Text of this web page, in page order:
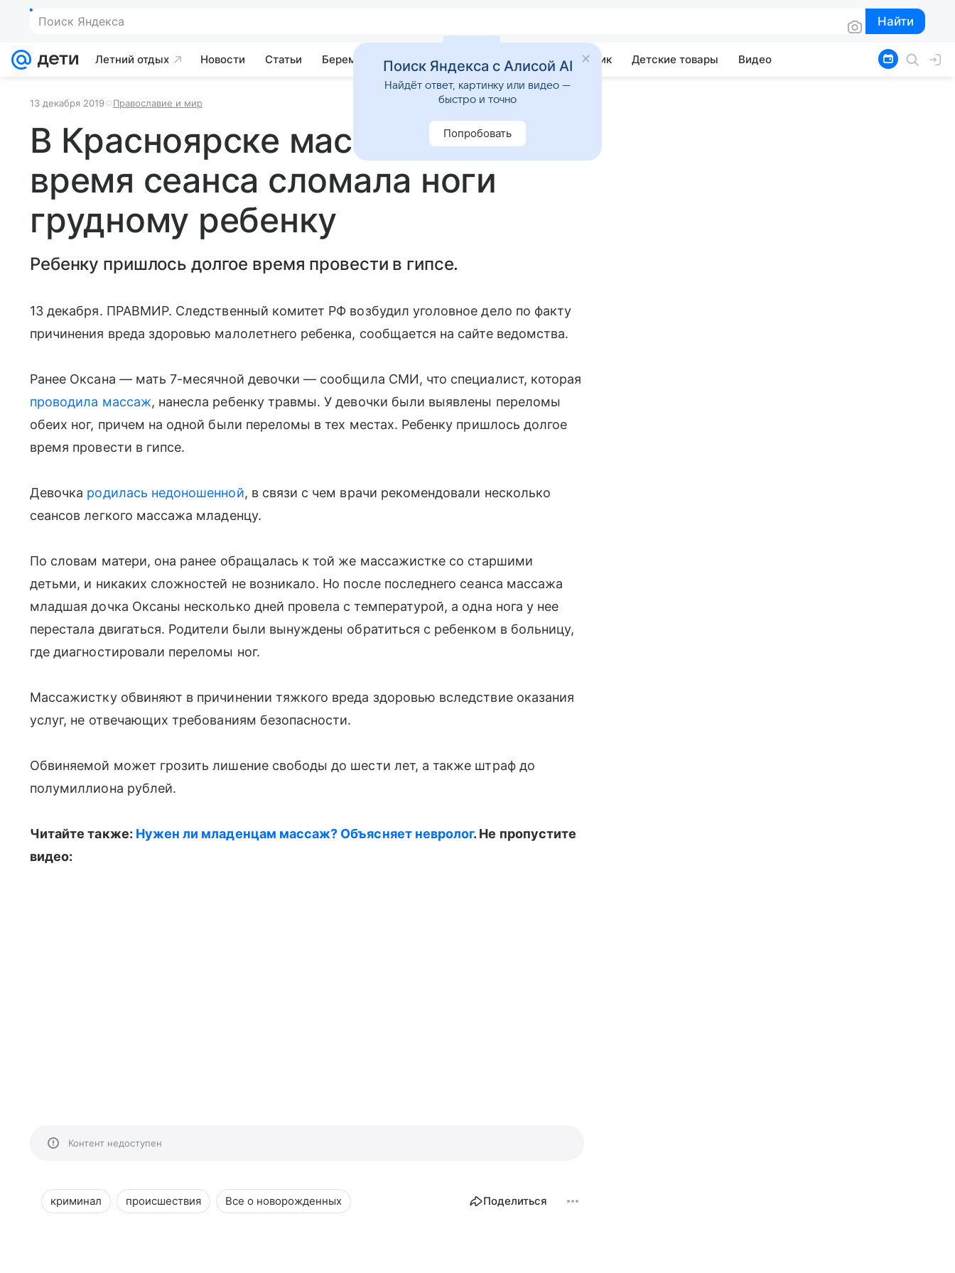
Поиск Яндекса Найти
Найти
Летний отдых Новости Статьи Беременность Развитие Почемучка Учебник Детские товары Видео
13 декабря 2019 Православие и мир
В Красноярске массажистка во
время сеанса сломала ноги
грудному ребенку
Ребенку пришлось долгое время провести в гипсе.
13 декабря. ПРАВМИР. Следственный комитет РФ возбудил уголовное дело по факту
причинения вреда здоровью малолетнего ребенка, сообщается на сайте ведомства.
Ранее Оксана — мать 7-месячной девочки — сообщила СМИ, что специалист, которая
проводила массаж, нанесла ребенку травмы. У девочки были выявлены переломы
обеих ног, причем на одной были переломы в тех местах. Ребенку пришлось долгое
время провести в гипсе.
Девочка родилась недоношенной, в связи с чем врачи рекомендовали несколько
сеансов легкого массажа младенцу.
По словам матери, она ранее обращалась к той же массажистке со старшими
детьми, и никаких сложностей не возникало. Но после последнего сеанса массажа
младшая дочка Оксаны несколько дней провела с температурой, а одна нога у нее
перестала двигаться. Родители были вынуждены обратиться с ребенком в больницу,
где диагностировали переломы ног.
Массажистку обвиняют в причинении тяжкого вреда здоровью вследствие оказания
услуг, не отвечающих требованиям безопасности.
Обвиняемой может грозить лишение свободы до шести лет, а также штраф до
полумиллиона рублей.
Читайте также: Нужен ли младенцам массаж? Объясняет невролог. Не пропустите
видео:
Контент недоступен
криминал происшествия Все о новорожденных Поделиться
Поиск Яндекса с Алисой AI
Найдёт ответ, картинку или видео —
быстро и точно
Попробовать